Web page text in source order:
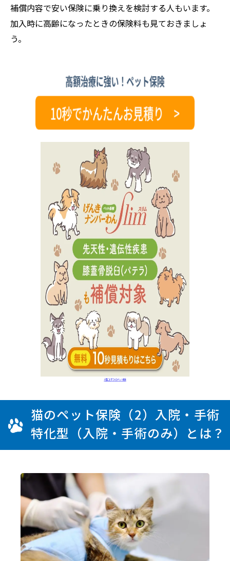
補償内容で安い保険に乗り換えを検討する人もいます。
加入時に高齢になったときの保険料も見ておきましょ
う。
猫のペット保険（2）入院・手術
特化型（入院・手術のみ）とは？